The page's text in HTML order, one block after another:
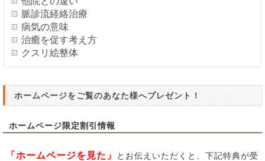
脈診流経絡治療
病気の意味
治癒を促す考え方
クスリ絵整体
ホームページをご覧のあなた様へプレゼント！
ホームページ限定割引情報
「ホームページを見た」
とお伝えいただくと、下記特典が受